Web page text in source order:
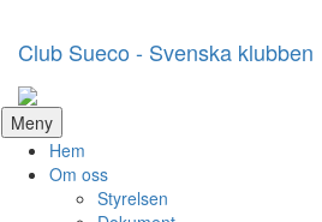
Club Sueco - Svenska klubben
Meny Hoppa
till
innehåll
Hem
Om oss
Styrelsen